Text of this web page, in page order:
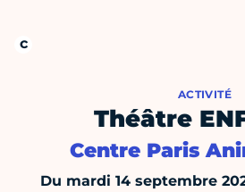
ACTIVITÉ
Théâtre
Centre Paris
Du mardi 14 septembre